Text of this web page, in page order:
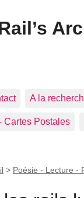
A la
Cartes Postales
> Poésie - Lecture -